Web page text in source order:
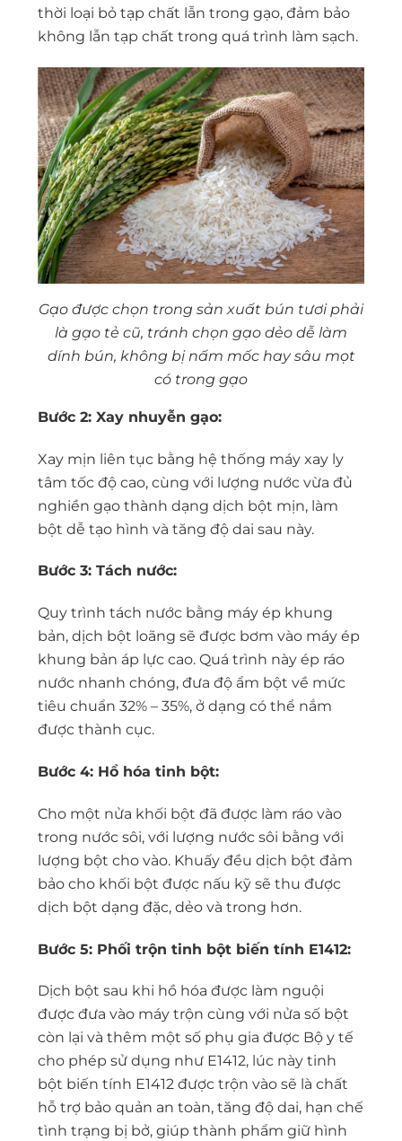
thời loại bỏ tạp chất lẫn trong gạo, đảm bảo
không lẫn tạp chất trong quá trình làm sạch.
Gạo được chọn trong sản xuất bún tươi phải
là gạo tẻ cũ, tránh chọn gạo dẻo dễ làm
dính bún, không bị nấm mốc hay sâu mọt
có trong gạo
Bước 2: Xay nhuyễn gạo:
Xay mịn liên tục bằng hệ thống máy xay ly
tâm tốc độ cao, cùng với lượng nước vừa đủ
nghiền gạo thành dạng dịch bột mịn, làm
bột dễ tạo hình và tăng độ dai sau này.
Bước 3: Tách nước:
Quy trình tách nước bằng máy ép khung
bản, dịch bột loãng sẽ được bơm vào máy ép
khung bản áp lực cao. Quá trình này ép ráo
nước nhanh chóng, đưa độ ẩm bột về mức
tiêu chuẩn 32% – 35%, ở dạng có thể nắm
được thành cục.
Bước 4: Hồ hóa tinh bột:
Cho một nửa khối bột đã được làm ráo vào
trong nước sôi, với lượng nước sôi bằng với
lượng bột cho vào. Khuấy đều dịch bột đảm
bảo cho khối bột được nấu kỹ sẽ thu được
dịch bột dạng đặc, dẻo và trong hơn.
Bước 5: Phối trộn tinh bột biến tính E1412:
Dịch bột sau khi hồ hóa được làm nguội
được đưa vào máy trộn cùng với nửa số bột
còn lại và thêm một số phụ gia được Bộ y tế
cho phép sử dụng như E1412, lúc này tinh
bột biến tính E1412 được trộn vào sẽ là chất
hỗ trợ bảo quản an toàn, tăng độ dai, hạn chế
tình trạng bị bở, giúp thành phẩm giữ hình